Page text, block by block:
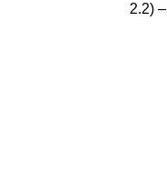
2.2)